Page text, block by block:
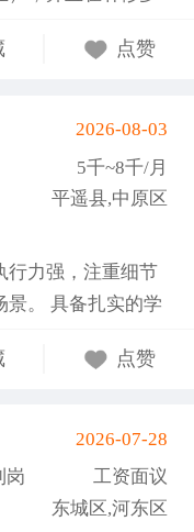
个项目书撰写，其
书的撰写。
年6月在研究生管
、博士研究生开
，同时负责研究
务管理工作，与
4月-2025年7月在
毕业生论文查重、
图书馆老师与学生
能力强，在读期
动，同时不定期举
角等。
点赞
2026-08-03
5千~8千/月
平遥县,中原区
行力强，注重细节
景。 具备扎实的学
强的团队协作与跨
点赞
(刘先生)
2026-07-28
岗
工资面议
东城区,河东区